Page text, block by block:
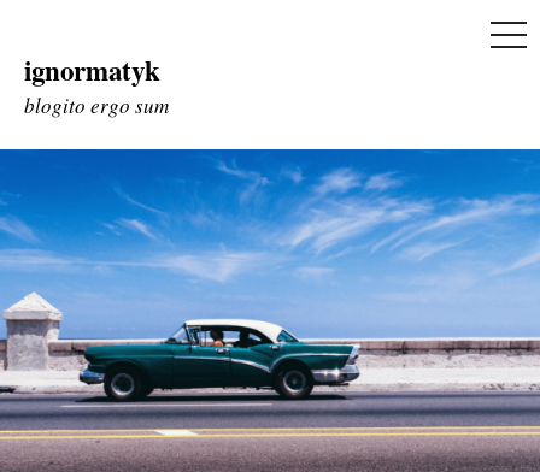
Skip
to
ignormatyk
blogito ergo sum